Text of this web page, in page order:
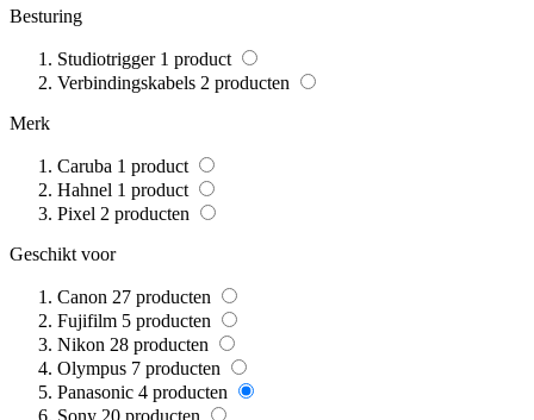
Besturing
Studiotrigger 1 product
Verbindingskabels 2 producten
Merk
Caruba 1 product
Hahnel 1 product
Pixel 2 producten
Geschikt voor
Canon 27 producten
Fujifilm 5 producten
Nikon 28 producten
Olympus 7 producten
Panasonic 4 producten
Sony 20 producten